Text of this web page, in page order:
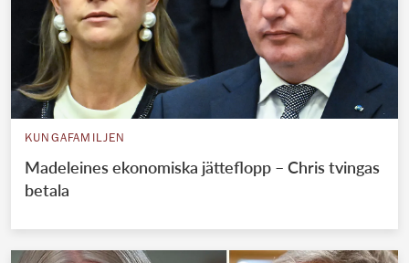
KUNGAFAMILJEN
Madeleines ekonomiska jätteflopp – Chris tvingas
betala